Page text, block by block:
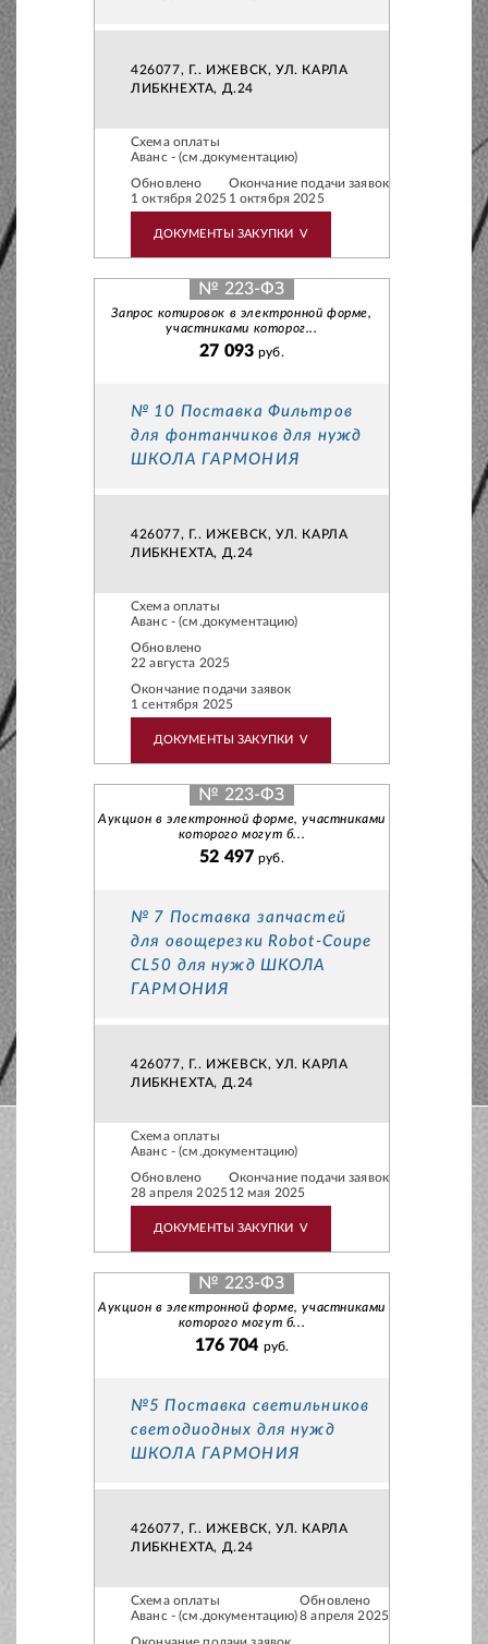
426077, Г.. ИЖЕВСК, УЛ. КАРЛА
ЛИБКНЕХТА, Д.24
Схема оплаты
Аванс - (см.документацию)
Обновлено
1 октября 2025
Окончание подачи заявок
1 октября 2025
ДОКУМЕНТЫ ЗАКУПКИ V
№ 223-ФЗ
Запрос котировок в электронной форме,
участниками которог...
27 093руб.
№ 10 Поставка Фильтров
для фонтанчиков для нужд
ШКОЛА ГАРМОНИЯ
426077, Г.. ИЖЕВСК, УЛ. КАРЛА
ЛИБКНЕХТА, Д.24
Схема оплаты
Аванс - (см.документацию)
Обновлено
22 августа 2025
Окончание подачи заявок
1 сентября 2025
ДОКУМЕНТЫ ЗАКУПКИ V
№ 223-ФЗ
Аукцион в электронной форме, участниками
которого могут б...
52 497руб.
№ 7 Поставка запчастей
для овощерезки Robot-Coupe
CL50 для нужд ШКОЛА
ГАРМОНИЯ
426077, Г.. ИЖЕВСК, УЛ. КАРЛА
ЛИБКНЕХТА, Д.24
Схема оплаты
Аванс - (см.документацию)
Обновлено
28 апреля 2025
Окончание подачи заявок
12 мая 2025
ДОКУМЕНТЫ ЗАКУПКИ V
№ 223-ФЗ
Аукцион в электронной форме, участниками
которого могут б...
176 704 руб.
№5 Поставка светильников
светодиодных для нужд
ШКОЛА ГАРМОНИЯ
426077, Г.. ИЖЕВСК, УЛ. КАРЛА
ЛИБКНЕХТА, Д.24
Схема оплаты
Аванс - (см.документацию)
Обновлено
8 апреля 2025